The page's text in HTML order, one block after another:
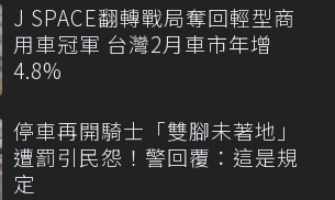
J SPACE翻轉戰局奪回輕型商
用車冠軍 台灣2月車市年增
4.8%
停車再開騎士「雙腳未著地」
遭罰引民怨！警回覆：這是規
定